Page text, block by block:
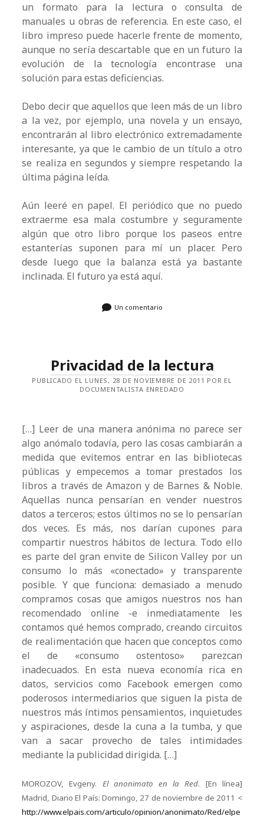
un formato para la lectura o consulta de
manuales u obras de referencia. En este caso, el
libro impreso puede hacerle frente de momento,
aunque no sería descartable que en un futuro la
evolución de la tecnología encontrase una
solución para estas deficiencias.
Debo decir que aquellos que leen más de un libro
a la vez, por ejemplo, una novela y un ensayo,
encontrarán al libro electrónico extremadamente
interesante, ya que le cambio de un título a otro
se realiza en segundos y siempre respetando la
última página leída.
Aún leeré en papel. El periódico que no puedo
extraerme esa mala costumbre y seguramente
algún que otro libro porque los paseos entre
estanterías suponen para mí un placer. Pero
desde luego que la balanza está ya bastante
inclinada. El futuro ya está aquí.
Un comentario
Privacidad de la lectura
PUBLICADO EL LUNES, 28 DE NOVIEMBRE DE 2011 POR EL
DOCUMENTALISTA ENREDADO
[…] Leer de una manera anónima no parece ser
algo anómalo todavía, pero las cosas cambiarán a
medida que evitemos entrar en las bibliotecas
públicas y empecemos a tomar prestados los
libros a través de Amazon y de Barnes & Noble.
Aquellas nunca pensarían en vender nuestros
datos a terceros; estos últimos no se lo pensarían
dos veces. Es más, nos darían cupones para
compartir nuestros hábitos de lectura. Todo ello
es parte del gran envite de Silicon Valley por un
consumo lo más «conectado» y transparente
posible. Y que funciona: demasiado a menudo
compramos cosas que amigos nuestros nos han
recomendado online -e inmediatamente les
contamos qué hemos comprado, creando circuitos
de realimentación que hacen que conceptos como
el de «consumo ostentoso» parezcan
inadecuados. En esta nueva economía rica en
datos, servicios como Facebook emergen como
poderosos intermediarios que siguen la pista de
nuestros más íntimos pensamientos, inquietudes
y aspiraciones, desde la cuna a la tumba, y que
van a sacar provecho de tales intimidades
mediante la publicidad dirigida. […]
MOROZOV, Evgeny. El anonimato en la Red. [En línea]
Madrid, Diario El País: Domingo, 27 de noviembre de 2011 <
http://www.elpais.com/articulo/opinion/anonimato/Red/elpe